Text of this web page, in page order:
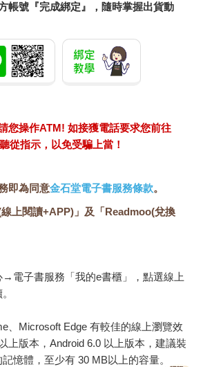
帳號『完成綁定』，隨時掌握出貨動
您操作ATM! 如接獲電話要求您前往
從指示，以免受騙上當！
即為同意金石堂電子書服務條款。
上閱讀+APP)」及「Readmoo(兌換
→電子書服務「我的e書櫃」，點選線上
、Microsoft Edge 有較佳的線上瀏覽效
上版本，Android 6.0 以上版本，建議裝
憶體，至少有 30 MB以上的容量。